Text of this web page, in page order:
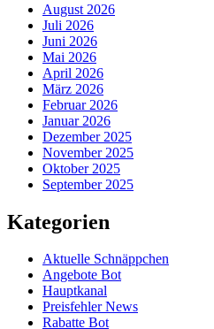
August 2026
Juli 2026
Juni 2026
Mai 2026
April 2026
März 2026
Februar 2026
Januar 2026
Dezember 2025
November 2025
Oktober 2025
September 2025
Kategorien
Aktuelle Schnäppchen
Angebote Bot
Hauptkanal
Preisfehler News
Rabatte Bot